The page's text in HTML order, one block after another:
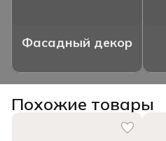
Фасадный декор
Похожие товары